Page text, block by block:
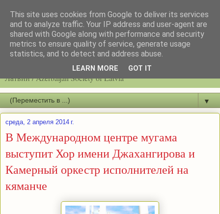
Latvijas azerbaidžāņu biedrību / Общество азербайджанцев
Латвии / Azerbaijan Society of Latvia
▼
среда, 2 апреля 2014 г.
В Международном центре мугама
выступит Хор имени Джахангирова и
Камерный оркестр исполнителей на
кяманче
This site uses cookies from Google to deliver its services
and to analyze traffic. Your IP address and user-agent are
shared with Google along with performance and security
metrics to ensure quality of service, generate usage
statistics, and to detect and address abuse.
LEARN MORE GOT IT